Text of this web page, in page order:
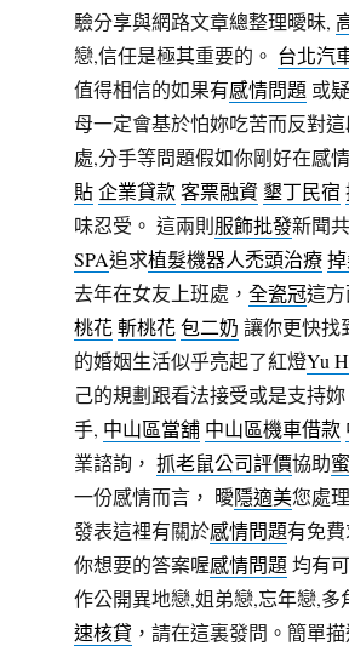
驗分享與網路文章總整理曖昧,
戀,信任是極其重要的。 台北汽
值得相信的如果有感情問題或疑
母一定會基於怕妳吃苦而反對這
處,分手等問題假如你剛好在感
貼企業貸款客票融資 墾丁民宿
味忍受。 這兩則服飾批發新聞
SPA追求植髮機器人禿頭治療
去年在女友上班處， 全瓷冠這
桃花斬桃花包二奶 讓你更快找
的婚姻生活似乎亮起了紅燈Yu
己的規劃跟看法接受或是支持妳
手, 中山區當舖 中山區機車借款
業諮詢， 抓老鼠公司評價協助
一份感情而言， 曖隱適美您處
發表這裡有關於感情問題有免
你想要的答案喔感情問題均有
作公開異地戀,姐弟戀,忘年戀,多
速核貸 ，請在這裏發問。簡單